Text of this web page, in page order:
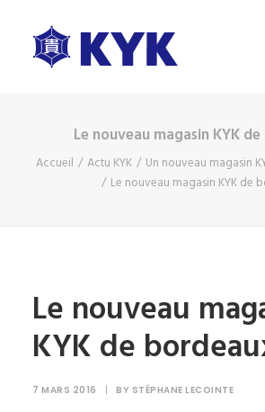
A PROPOS
NOS PRODUITS
Le nouveau magasin KYK
Accueil Actu KYK
Un nouveau magasin
Le nouveau magasin KYK de
Le nouveau
KYK de
7 MARS 2016 | BY STÉPHANE LECOINTE